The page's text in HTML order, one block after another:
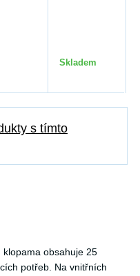
Skladem
s tímto
klopama obsahuje 25
potřeb. Na vnitřních